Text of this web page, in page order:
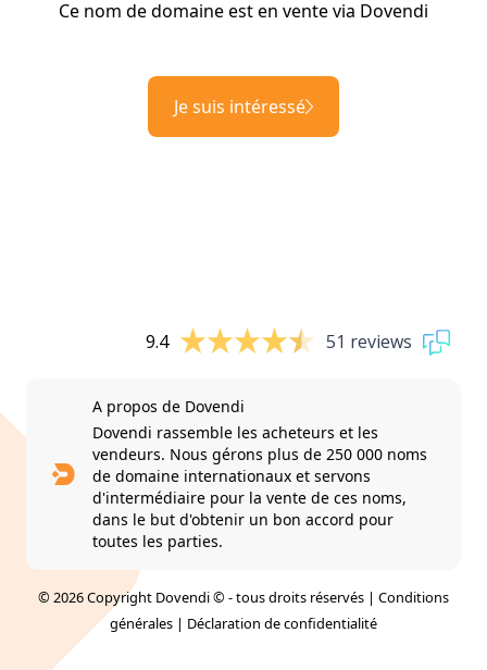
Ce nom de domaine est en vente via Dovendi
Je suis intéressé
9.4 51 reviews
A propos de Dovendi
Dovendi rassemble les acheteurs et les
vendeurs. Nous gérons plus de 250 000 noms
de domaine internationaux et servons
d'intermédiaire pour la vente de ces noms,
dans le but d'obtenir un bon accord pour
toutes les parties.
© 2026 Copyright Dovendi © - tous droits réservés | Conditions
générales | Déclaration de confidentialité